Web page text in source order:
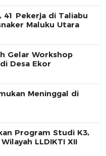
41 Pekerja di Taliabu
Disnaker Maluku Utara
Gelar Workshop
Desa Ekor
Meninggal di
Program Studi K3,
LLDIKTI XII